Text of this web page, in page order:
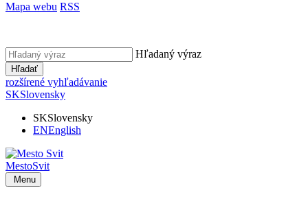
Mapa webu RSS
Hľadaný výraz
Hľadať
rozšírené vyhľadávanie
SKSlovensky
SKSlovensky
ENEnglish
MestoSvit
Menu